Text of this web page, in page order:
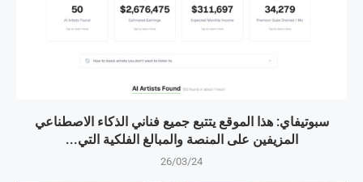
سبوتيفاي: هذا الموقع يتتبع جميع فناني الذكاء الاصطناعي
المزيفين على المنصة والمبالغ الفلكية التي...
26/03/24